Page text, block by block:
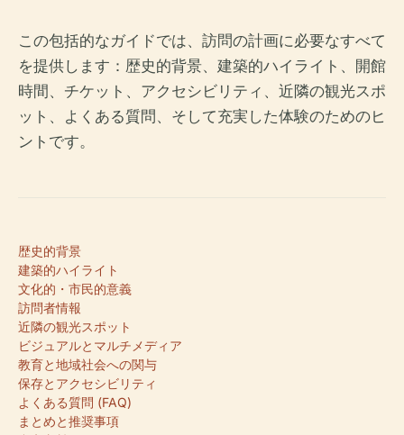
この包括的なガイドでは、訪問の計画に必要なすべて
を提供します：歴史的背景、建築的ハイライト、開館
時間、チケット、アクセシビリティ、近隣の観光スポ
ット、よくある質問、そして充実した体験のためのヒ
ントです。
歴史的背景
建築的ハイライト
文化的・市民的意義
訪問者情報
近隣の観光スポット
ビジュアルとマルチメディア
教育と地域社会への関与
保存とアクセシビリティ
よくある質問 (FAQ)
まとめと推奨事項